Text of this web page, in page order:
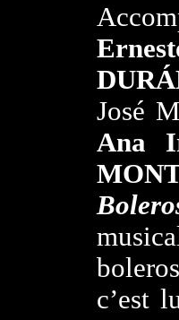
José
Ana
c’est